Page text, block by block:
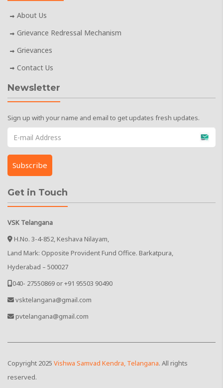
About Us
Grievance Redressal Mechanism
Grievances
Contact Us
Newsletter
Sign up with your name and email to get updates fresh updates.
Get in Touch
VSK Telangana
H.No. 3-4-852, Keshava Nilayam,
Land Mark: Opposite Provident Fund Office. Barkatpura,
Hyderabad – 500027
040- 27550869 or +91 95503 90490
vsktelangana@gmail.com
pvtelangana@gmail.com
Copyright 2025 Vishwa Samvad Kendra, Telangana. All rights
reserved.